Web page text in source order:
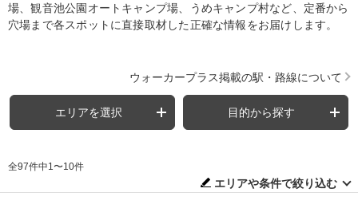
場、観音池公園オートキャンプ場、うめキャンプ村など、定番から
穴場まで各スポットに直接取材した正確な情報をお届けします。
ウォーカープラス掲載の駅・路線について
エリアを選択 目的から探す
全97件中1〜10件
エリアや条件で絞り込む